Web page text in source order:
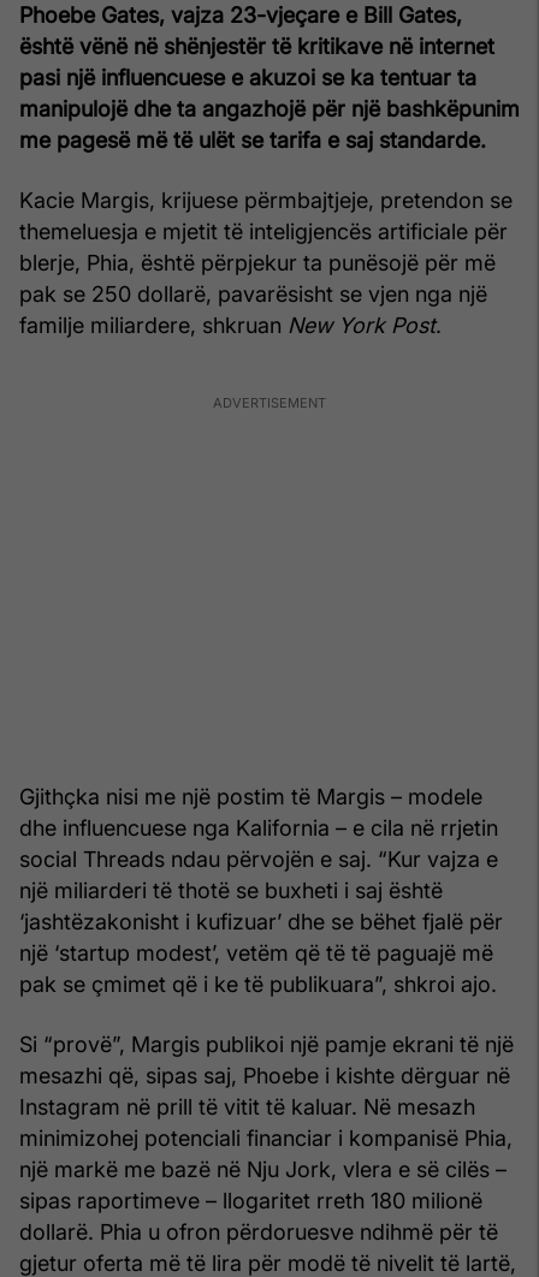
Phoebe Gates, vajza 23-vjeçare e Bill Gates,
është vënë në shënjestër të kritikave në internet
pasi një influencuese e akuzoi se ka tentuar ta
manipulojë dhe ta angazhojë për një bashkëpunim
me pagesë më të ulët se tarifa e saj standarde.
Kacie Margis, krijuese përmbajtjeje, pretendon se
themeluesja e mjetit të inteligjencës artificiale për
blerje, Phia, është përpjekur ta punësojë për më
pak se 250 dollarë, pavarësisht se vjen nga një
familje miliardere, shkruan New York Post.
Gjithçka nisi me një postim të Margis – modele
dhe influencuese nga Kalifornia – e cila në rrjetin
social Threads ndau përvojën e saj. “Kur vajza e
një miliarderi të thotë se buxheti i saj është
‘jashtëzakonisht i kufizuar’ dhe se bëhet fjalë për
një ‘startup modest’, vetëm që të të paguajë më
pak se çmimet që i ke të publikuara”, shkroi ajo.
Si “provë”, Margis publikoi një pamje ekrani të një
mesazhi që, sipas saj, Phoebe i kishte dërguar në
Instagram në prill të vitit të kaluar. Në mesazh
minimizohej potenciali financiar i kompanisë Phia,
një markë me bazë në Nju Jork, vlera e së cilës –
sipas raportimeve – llogaritet rreth 180 milionë
dollarë. Phia u ofron përdoruesve ndihmë për të
gjetur oferta më të lira për modë të nivelit të lartë,